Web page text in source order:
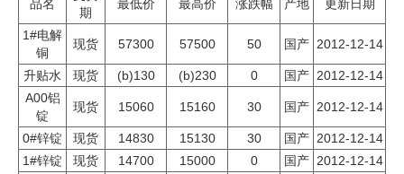
党建工作
企业文化
《资源再生》杂志
行情报价
品名
期
最低价 最高价 涨跌幅 产地 更新日期
1#电解
铜
现货 57300 57500 50 国产 2012-12-14
升贴水 现货 (b)130 (b)230 0 国产 2012-12-14
A00铝
锭
现货 15060 15160 30 国产 2012-12-14
0#锌锭 现货 14830 15130 30 国产 2012-12-14
1#锌锭
现货 14700 15000 0 国产 2012-12-14